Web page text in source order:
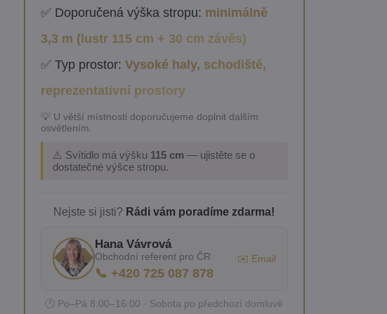
✅ Doporučená výška stropu: minimálně
3,3 m (lustr 115 cm + 30 cm závěs)
✅ Typ prostor: Vysoké haly, schodiště,
reprezentativní prostory
💡 U větší místnosti doporučujeme doplnit dalším
osvětlením.
⚠️ Svítidlo má výšku 115 cm— ujistěte se o
dostatečné výšce stropu.
Nejste si jisti? Rádi vám poradíme zdarma!
Hana Vávrová
Obchodní referent pro ČR
📞 +420 725 087 878
✉️ Email
🕐 Po–Pá 8:00–16:00 · Sobota po předchozí domluvě